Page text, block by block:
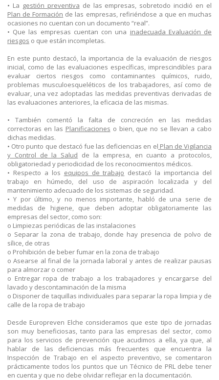
• La gestión preventiva de las empresas, sobretodo incidió en el
Plan de Formación de las empresas, refiriéndose a que en muchas
ocasiones no cuentan con un documento “real”.
• Que las empresas cuentan con una inadecuada Evaluación de
riesgos o que están incompletas.
En este punto destacó, la importancia de la evaluación de riesgos
inicial, como de las evaluaciones específicas, imprescindibles para
evaluar ciertos riesgos como contaminantes químicos, ruido,
problemas musculoesqueléticos de los trabajadores, así como de
evaluar, una vez adoptadas las medidas preventivas derivadas de
las evaluaciones anteriores, la eficacia de las mismas.
•
También comentó la falta de concreción en las medidas
correctoras en las Planificaciones o bien, que no se llevan a cabo
dichas medidas.
• Otro punto que destacó fue las deficiencias en el Plan de Vigilancia
y Control de la Salud de la empresa, en cuanto a protocolos,
obligatoriedad y periodicidad de los reconocimientos médicos.
• Respecto a los equipos de trabajo destacó la importancia del
trabajo en húmedo, del uso de aspiración localizada y del
mantenimiento adecuado de los sistemas de seguridad.
• Y por último, y no menos importante, habló de una serie de
medidas de higiene, que deben adoptar obligatoriamente las
empresas del sector, como son:
o Limpiezas periódicas de las instalaciones
o Separar la zona de trabajo, donde hay presencia de polvo de
sílice, de otras
o Prohibición de beber fumar en la zona de trabajo
o Asearse al final de la jornada laboral y antes de realizar pausas
para almorzar o comer
o Entregar ropa de trabajo a los trabajadores y encargarse del
lavado y descontaminación de la misma
o Disponer de taquillas individuales para separar la ropa limpia y de
calle de la ropa de trabajo
Desde Europreven Elche consideramos que este tipo de jornadas
son muy beneficiosas, tanto para las empresas del sector, como
para los servicios de prevención que acudimos a ella, ya que, al
hablar de las deficiencias más frecuentes que encuentra la
Inspección de Trabajo en el aspecto preventivo, se comentaron
prácticamente todos los puntos que un Técnico de PRL debe tener
en cuenta y que no debe olvidar reflejar en la documentación.